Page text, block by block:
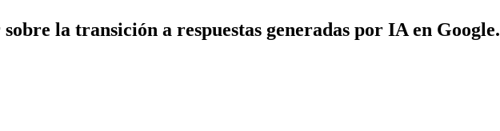
la transición a respuestas generadas por IA en Google.